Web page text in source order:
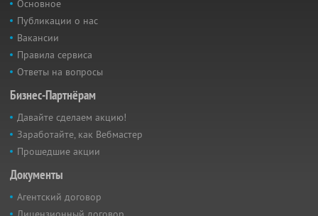
Основное
Публикации о нас
Вакансии
Правила сервиса
Ответы на вопросы
Бизнес-Партнёрам
Давайте сделаем акцию!
Заработайте, как Вебмастер
Прошедшие акции
Документы
Агентский договор